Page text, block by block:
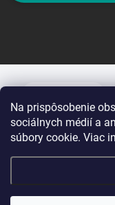
Na prispôsobenie
sociálnych médií a
súbory cookie. Viac
Copyright 2026